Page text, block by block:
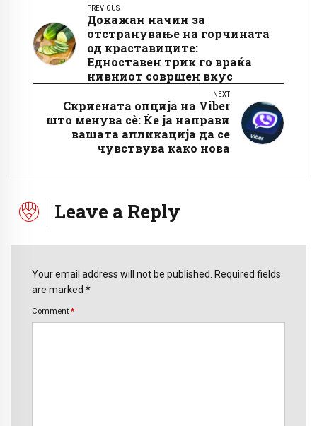
PREVIOUS
Докажан начин за
отстранување на горчината
од краставиците:
Едноставен трик го враќа
нивниот совршен вкус
NEXT
Скриената опција на Viber
што менува сè: Ќе ја направи
вашата апликација да се
чувствува како нова
Leave a Reply
Your email address will not be published. Required fields
are marked *
Comment *